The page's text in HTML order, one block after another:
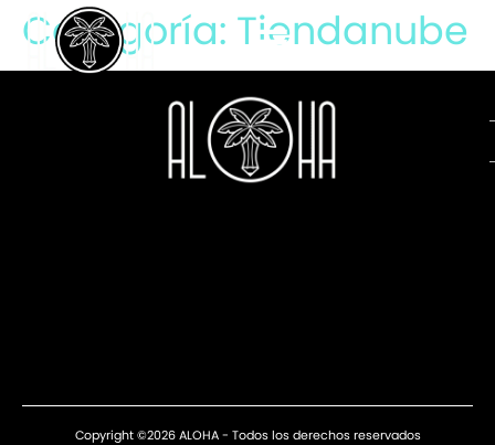
Categoría: Tiendanube
Copyright ©2026 ALOHA - Todos los derechos reservados